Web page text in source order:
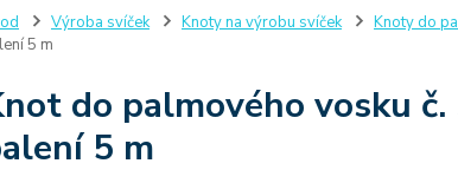
Výroba svíček Knoty na výrobu svíček Knoty do
5 m
do palmového vosku
5 m